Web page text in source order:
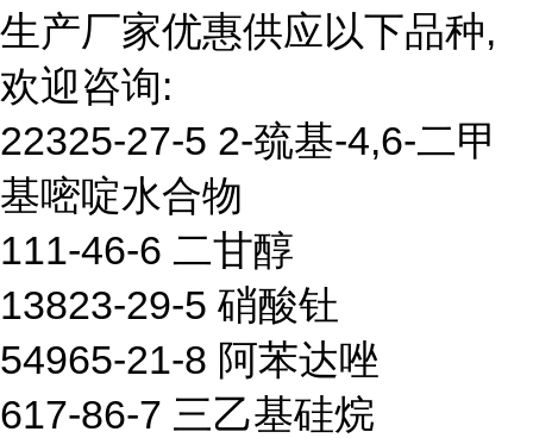
生产厂家优惠供应以下品种,
欢迎咨询:
22325-27-5 2-巯基-4,6-二甲
基嘧啶水合物
111-46-6 二甘醇
13823-29-5 硝酸钍
54965-21-8 阿苯达唑
617-86-7 三乙基硅烷